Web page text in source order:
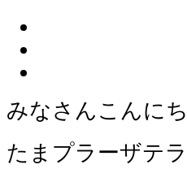
みなさんこんにち
たまプラーザテ